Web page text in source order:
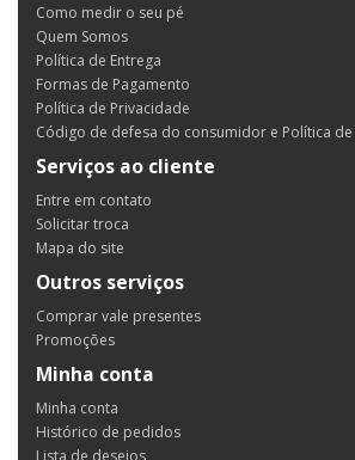
Como medir o seu pé
Quem Somos
Política de Entrega
Formas de Pagamento
Política de Privacidade
Código de defesa do consumidor e Política de
Serviços ao cliente
Entre em contato
Solicitar troca
Mapa do site
Outros serviços
Comprar vale presentes
Promoções
Minha conta
Minha conta
Histórico de pedidos
Lista de desejos